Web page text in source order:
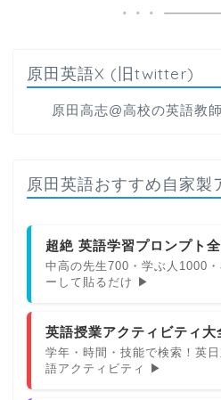
原田英語X (旧twitter)
原田高志@高校の英語教
原田英語おすすめ自家製
超絶 英語学習プロンプト
中高の先生700・学ぶ人1000
ーして貼るだけ ▶
英語授業アクティビティ大
学年・時間・技能で検索！英
語アクティビティ ▶